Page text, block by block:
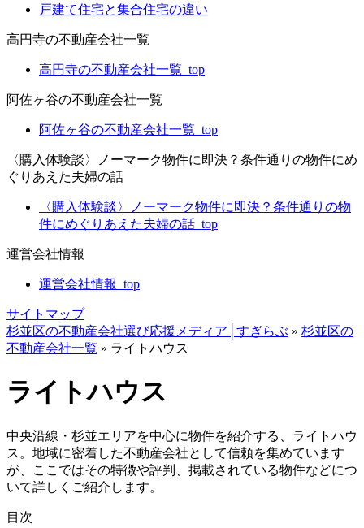
戸建て住宅と集合住宅の違い
高円寺の不動産会社一覧
高円寺の不動産会社一覧_top
阿佐ヶ谷の不動産会社一覧
阿佐ヶ谷の不動産会社一覧_top
〈購入体験談〉ノーマーク物件に即決？条件通りの物件にめ
ぐりあえた夫婦の話
〈購入体験談〉ノーマーク物件に即決？条件通りの物
件にめぐりあえた夫婦の話_top
運営会社情報
運営会社情報_top
サイトマップ
杉並区の不動産会社選び応援メディア│すぎらぶ » 杉並区の
不動産会社一覧 » ライトハウス
ライトハウス
中央沿線・杉並エリアを中心に物件を紹介する、ライトハウ
ス。地域に密着した不動産会社として信頼を集めています
が、ここではその特徴や評判、掲載されている物件などにつ
いて詳しくご紹介します。
目次